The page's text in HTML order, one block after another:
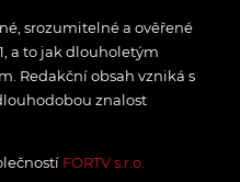
srozumitelné a ověřené
a to jak dlouholetým
Redakční obsah vzniká s
znalost
FORTV s.r.o.